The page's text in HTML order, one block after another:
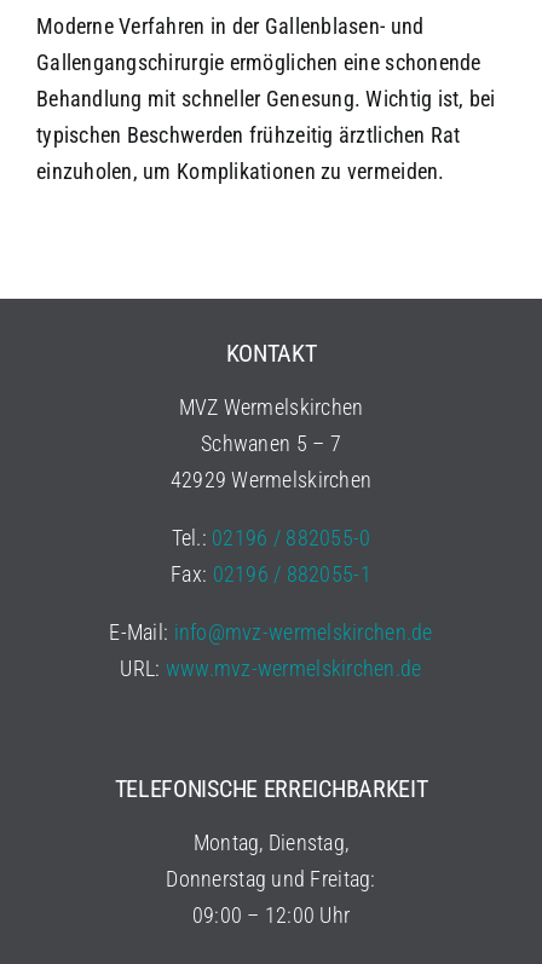
Moderne Verfahren in der Gallenblasen- und
Gallengangschirurgie ermöglichen eine schonende
Behandlung mit schneller Genesung. Wichtig ist, bei
typischen Beschwerden frühzeitig ärztlichen Rat
einzuholen, um Komplikationen zu vermeiden.
KONTAKT
MVZ Wermelskirchen
Schwanen 5 – 7
42929 Wermelskirchen
Tel.: 02196 / 882055-0
Fax: 02196 / 882055-1
E-Mail: info@mvz-wermelskirchen.de
URL: www.mvz-wermelskirchen.de
TELEFONISCHE ERREICHBARKEIT
Montag, Dienstag,
Donnerstag und Freitag:
09:00 – 12:00 Uhr